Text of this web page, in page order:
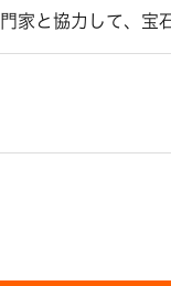
家と協力して、宝